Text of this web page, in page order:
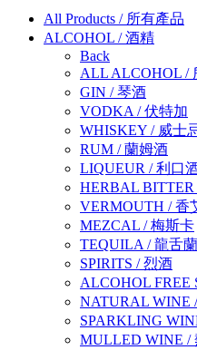
All Products / 所有產品
ALCOHOL /酒精
Back
ALL ALCOHOL /
GIN /琴酒
VODKA /伏特加
WHISKEY / 威士
RUM /蘭姆酒
LIQUEUR /利口
HERBAL BITTER
VERMOUTH /香
MEZCAL /梅斯卡
TEQUILA /龍舌蘭
SPIRITS /烈酒
ALCOHOL FREE
NATURAL WINE
SPARKLING
MULLED WINE /